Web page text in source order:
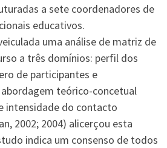
a sete coordenadores de
educativos.
uma análise de matriz de
a três domínios: perfil dos
de participantes e
teórico-concetual
intensidade do contacto
2002; 2004) alicerçou esta
indica um consenso de todos